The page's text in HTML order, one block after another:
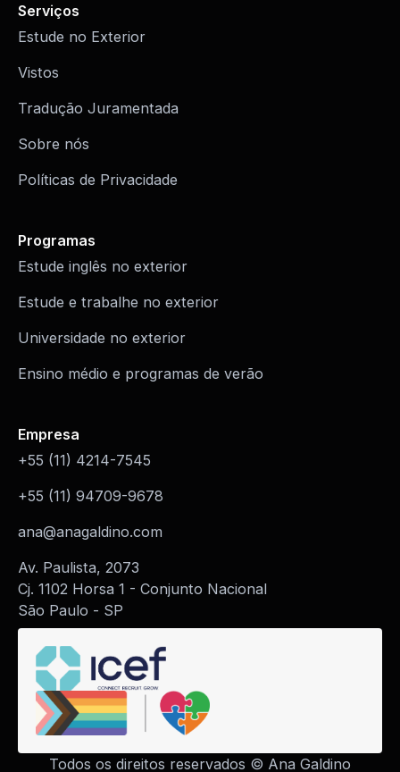
Serviços
Estude no Exterior
Vistos
Tradução Juramentada
Sobre nós
Políticas de Privacidade
Programas
Estude inglês no exterior
Estude e trabalhe no exterior
Universidade no exterior
Ensino médio e programas de verão
Empresa
+55 (11) 4214-7545
+55 (11) 94709-9678
ana@anagaldino.com
Av. Paulista, 2073
Cj. 1102 Horsa 1 - Conjunto Nacional
São Paulo - SP
Todos os direitos reservados © Ana Galdino